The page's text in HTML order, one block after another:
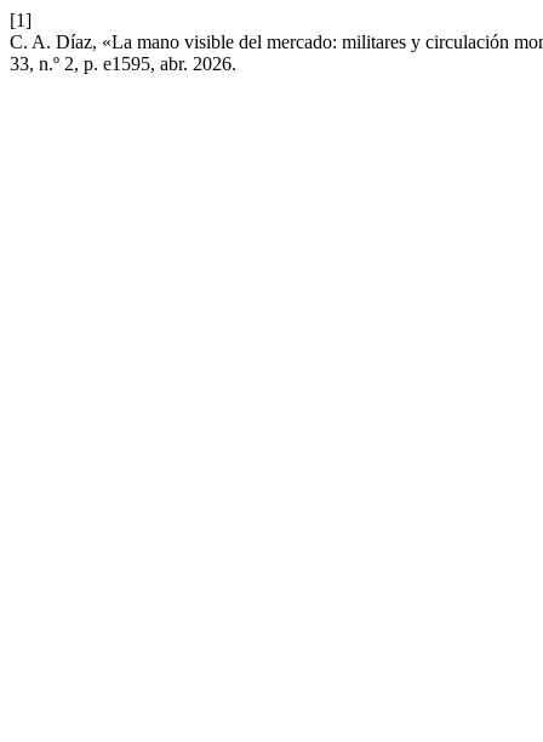
[1]
C. A. Díaz, «La mano visible del mercado: militares y circulación
33, n.º 2, p. e1595, abr. 2026.